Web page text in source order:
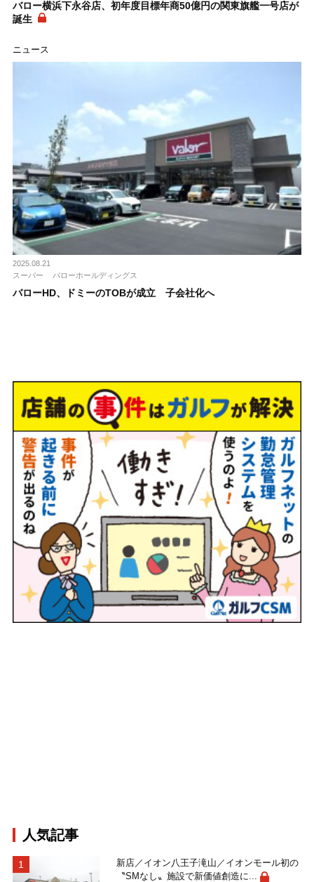
バロー横浜下永谷店、初年度目標年商50億円の関東旗艦一号店が
誕生
ニュース
2025.08.21
スーパー
バローホールディングス
バローHD、ドミーのTOBが成立 子会社化へ
人気記事
新店／イオン八王子滝山／イオンモール初の
〝SMなし〟施設で新価値創造に...